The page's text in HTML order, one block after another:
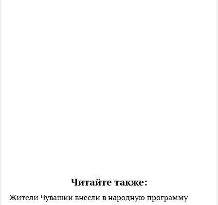
Читайте также:
Жители Чувашии внесли в народную программу